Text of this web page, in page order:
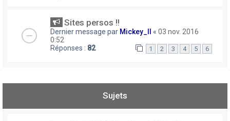
Sites persos !!
Dernier message par Mickey_II « 03 nov. 2016
0:52
Réponses : 82 1 2 3 4 5 6
Sujets